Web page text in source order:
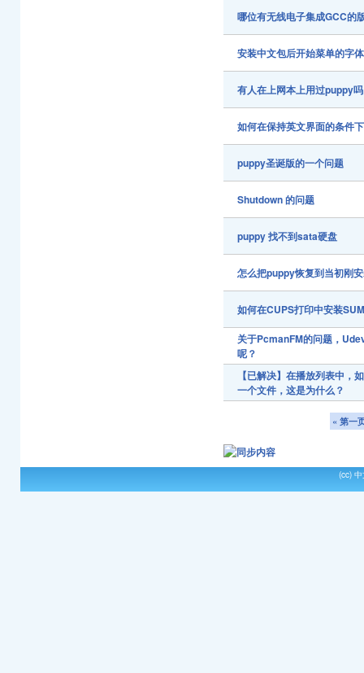
哪位有无线电子集成GCC的
安装中文包后开始菜单的字
有人在上网本上用过puppy吗
如何在保持英文界面的条件
puppy圣诞版的一个问题
Shutdown 的问题
puppy 找不到sata硬盘
怎么把puppy恢复到当初刚
如何在CUPS打印中安装
关于PcmanFM的问题，
呢？
【已解决】在播放列表中，
一个文件，这是为什么？
« 第一
(cc)中